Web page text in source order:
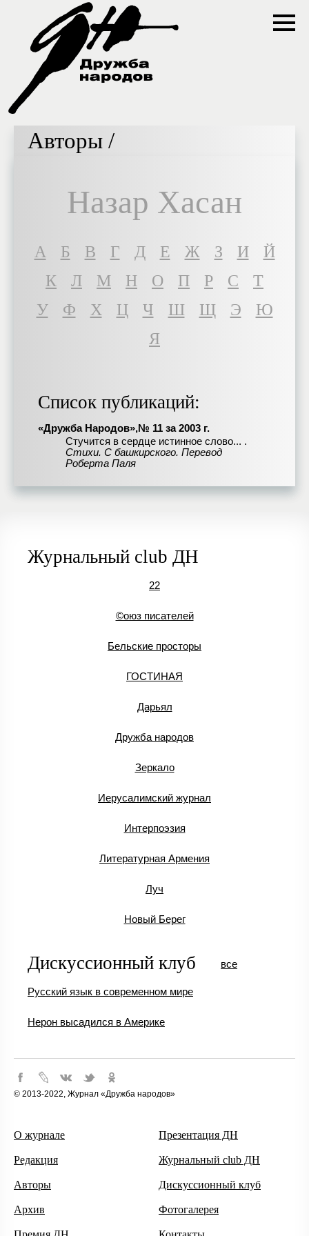
Авторы /
Назар Хасан
A Б В Г Д Е Ж З И
Й
К
Л М Н О П Р С
Т
У
Ф Х Ц Ч Ш Щ Э
Ю
Я
Список публикаций:
«Дружба Народов»,№ 11 за 2003 г.
Стучится в сердце истинное слово... .
Стихи. С башкирского. Перевод
Роберта Паля
Журнальный club ДН
22
©оюз писателей
Бельские просторы
ГОСТИНАЯ
Дарьял
Дружба народов
Зеркало
Иерусалимский журнал
Интерпоэзия
Литературная Армения
Луч
Новый Берег
Дискуссионный клуб
Русский язык в современном мире
Нерон высадился в Америке
все
© 2013-2022, Журнал «Дружба народов»
О журнале
Редакция
Авторы
Архив
Презентация ДН
Журнальный club ДН
Дискуссионный клуб
Фотогалерея